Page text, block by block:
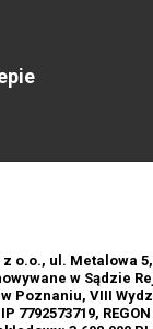
o.o., ul. Metalowa
w Sądzie
Poznaniu, VIII
7792573719,